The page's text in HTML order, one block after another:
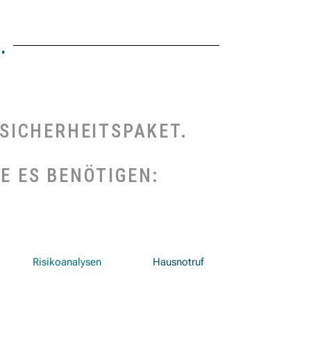
ES BENÖTIGEN:
Risikoanalysen Hausnotruf